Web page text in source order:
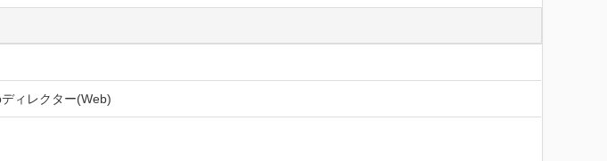
ィレクター(Web)